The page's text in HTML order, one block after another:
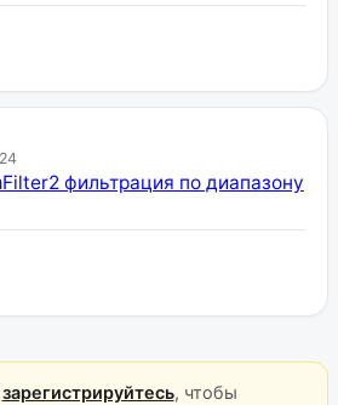
фильтрация по диапазону
зарегистрируйтесь, чтобы